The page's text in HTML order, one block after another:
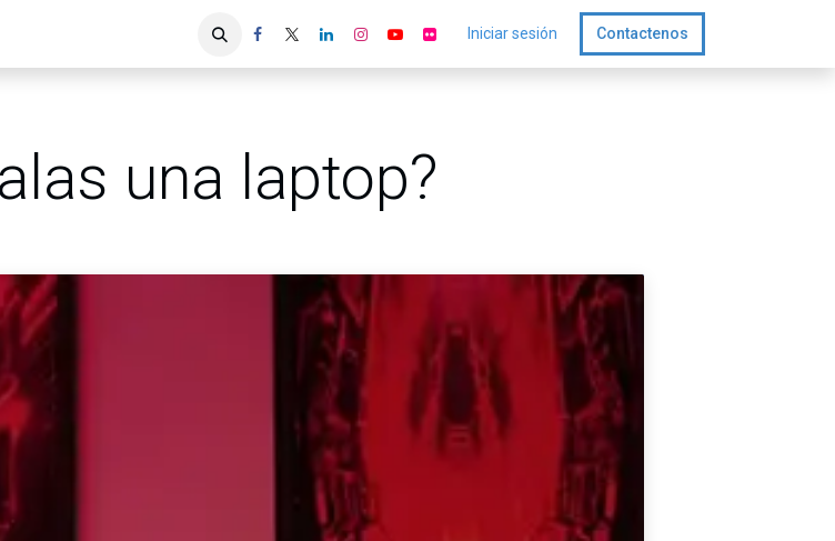
Iniciar sesión Contactenos
una laptop?